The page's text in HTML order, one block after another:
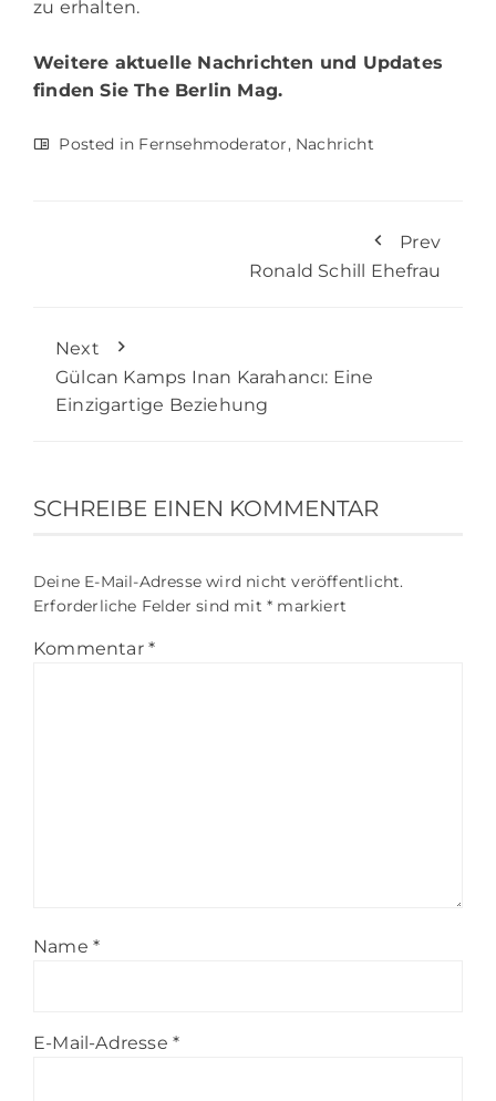
zu erhalten.
Weitere aktuelle Nachrichten und Updates
finden SieThe Berlin Mag.
Posted in Fernsehmoderator, Nachricht
Prev
Ronald Schill Ehefrau
Next
Gülcan Kamps Inan Karahancı: Eine
Einzigartige Beziehung
SCHREIBE EINEN KOMMENTAR
Deine E-Mail-Adresse wird nicht veröffentlicht.
Erforderliche Felder sind mit * markiert
Kommentar *
Name *
E-Mail-Adresse *